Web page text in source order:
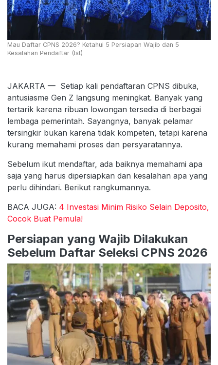
Mau Daftar CPNS 2026? Ketahui 5 Persiapan Wajib dan 5
Kesalahan Pendaftar (Ist)
JAKARTA — Setiap kali pendaftaran CPNS dibuka,
antusiasme Gen Z langsung meningkat. Banyak yang
tertarik karena ribuan lowongan tersedia di berbagai
lembaga pemerintah. Sayangnya, banyak pelamar
tersingkir bukan karena tidak kompeten, tetapi karena
kurang memahami proses dan persyaratannya.
Sebelum ikut mendaftar, ada baiknya memahami apa
saja yang harus dipersiapkan dan kesalahan apa yang
perlu dihindari. Berikut rangkumannya.
BACA JUGA: 4 Investasi Minim Risiko Selain Deposito,
Cocok Buat Pemula!
Persiapan yang Wajib Dilakukan
Sebelum Daftar Seleksi CPNS 2026